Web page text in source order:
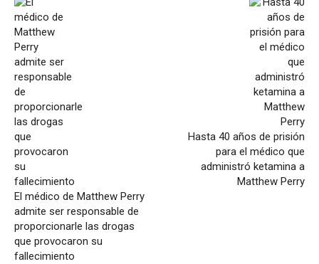
El médico de Matthew Perry
admite ser responsable de
proporcionarle las drogas
que provocaron su
fallecimiento
Hasta 40 años de prisión
para el médico que
administró ketamina a
Matthew Perry